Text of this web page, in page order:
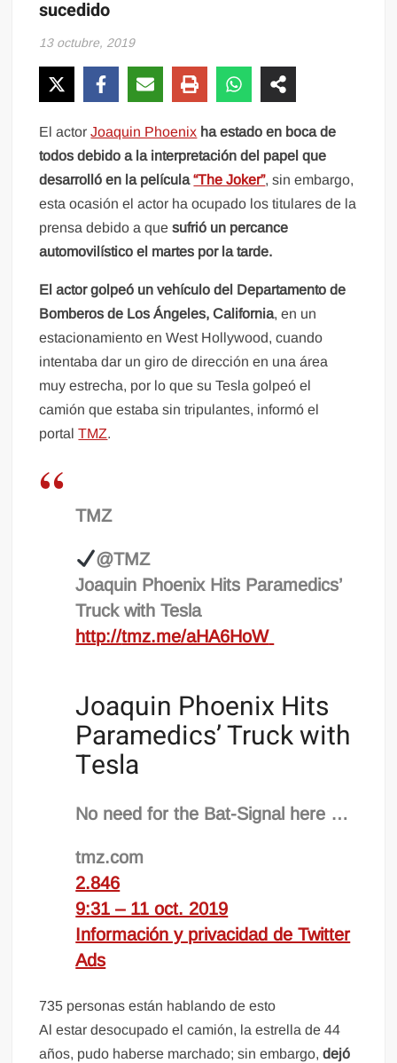
sucedido
13 octubre, 2019
El actorJoaquin Phoenix ha estado en boca de
todos debido a la interpretación del papel que
desarrolló en la película“The Joker”, sin embargo,
esta ocasión el actor ha ocupado los titulares de la
prensa debido a quesufrió un percance
automovilístico el martes por la tarde.
El actor golpeó un vehículo del Departamento de
Bomberos de Los Ángeles, California, en un
estacionamiento en West Hollywood, cuando
intentaba dar un giro de dirección en una área
muy estrecha, por lo que su Tesla golpeó el
camión que estaba sin tripulantes, informó el
portalTMZ.
TMZ
@TMZ
Joaquin Phoenix Hits Paramedics’
Truck with Tesla
http://tmz.me/aHA6HoW
Joaquin Phoenix Hits
Paramedics’ Truck with
Tesla
No need for the Bat-Signal here …
tmz.com
2.846
9:31 – 11 oct. 2019
Información y privacidad de Twitter
Ads
735 personas están hablando de esto
Al estar desocupado el camión, la estrella de 44
años, pudo haberse marchado; sin embargo,dejó